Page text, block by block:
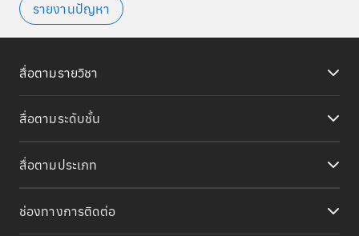
รายงานปัญหา
สื่อตามรายวิชา
สื่อตามระดับชั้น
สื่อตามประเภท
ช่องทางการติดต่อ